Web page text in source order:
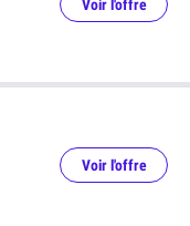
Voir l'offre
Voir l'offre